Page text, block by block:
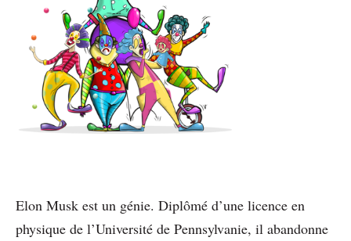
Elon Musk est un génie. Diplômé d’une licence en
physique de l’Université de Pennsylvanie, il abandonne